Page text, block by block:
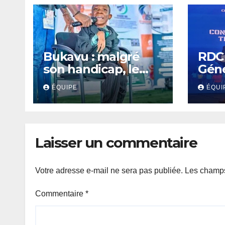
Bukavu : malgré
son handicap, le
jeune slameur
Akonkwa Kenyata
Bernard lance un
études
ÉQUIPE
Laisser un commentaire
Votre adresse e-mail ne sera pas publiée. Les
Commentaire *